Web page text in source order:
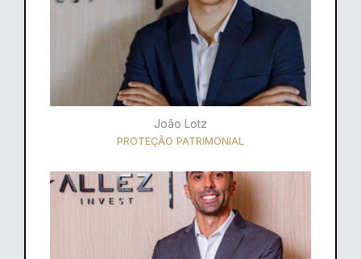
João Lotz
PROTEÇÃO PATRIMONIAL